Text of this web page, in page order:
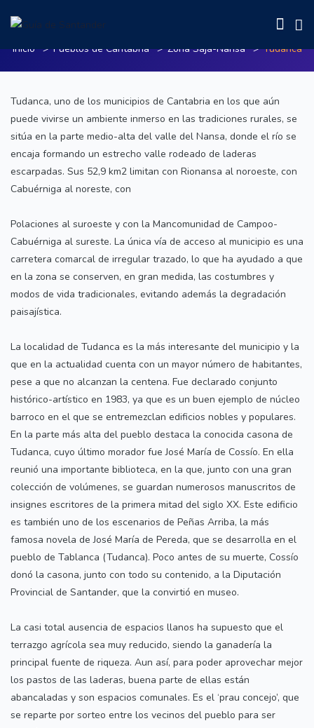
Inicio Pueblos de Cantabria Zona Saja-Nansa Tudanca
Tudanca, uno de los municipios de Cantabria en los que aún
puede vivirse un ambiente inmerso en las tradiciones rurales, se
sitúa en la parte medio-alta del valle del Nansa, donde el río se
encaja formando un estrecho valle rodeado de laderas
escarpadas. Sus 52,9 km2 limitan con Rionansa al noroeste, con
Cabuérniga al noreste, con
Polaciones al suroeste y con la Mancomunidad de Campoo-
Cabuérniga al sureste. La única vía de acceso al municipio es una
carretera comarcal de irregular trazado, lo que ha ayudado a que
en la zona se conserven, en gran medida, las costumbres y
modos de vida tradicionales, evitando además la degradación
paisajística.
La localidad de Tudanca es la más interesante del municipio y la
que en la actualidad cuenta con un mayor número de habitantes,
pese a que no alcanzan la centena. Fue declarado conjunto
histórico-artístico en 1983, ya que es un buen ejemplo de núcleo
barroco en el que se entremezclan edificios nobles y populares.
En la parte más alta del pueblo destaca la conocida casona de
Tudanca, cuyo último morador fue José María de Cossío. En ella
reunió una importante biblioteca, en la que, junto con una gran
colección de volúmenes, se guardan numerosos manuscritos de
insignes escritores de la primera mitad del siglo XX. Este edificio
es también uno de los escenarios de Peñas Arriba, la más
famosa novela de José María de Pereda, que se desarrolla en el
pueblo de Tablanca (Tudanca). Poco antes de su muerte, Cossío
donó la casona, junto con todo su contenido, a la Diputación
Provincial de Santander, que la convirtió en museo.
La casi total ausencia de espacios llanos ha supuesto que el
terrazgo agrícola sea muy reducido, siendo la ganadería la
principal fuente de riqueza. Aun así, para poder aprovechar mejor
los pastos de las laderas, buena parte de ellas están
abancaladas y son espacios comunales. Es el ‘prau concejo’, que
se reparte por sorteo entre los vecinos del pueblo para ser